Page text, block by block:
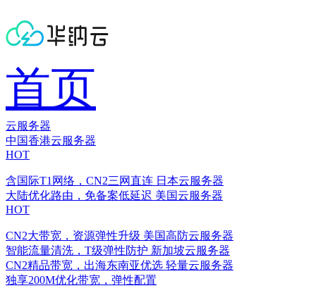
首页
云服务器
中国香港云服务器
HOT
含国际T1网络，CN2三网直连 日本云服务器
大陆优化路由，免备案低延迟 美国云服务器
HOT
CN2大带宽，资源弹性升级 美国高防云服务器
智能流量清洗，T级弹性防护 新加坡云服务器
CN2精品带宽，出海东南亚优选 轻量云服务器
独享200M优化带宽，弹性配置